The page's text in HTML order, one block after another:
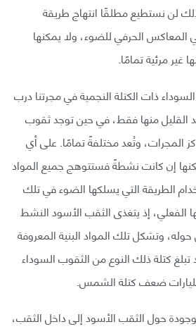
لن نستطيع مطلقًا انتهاج طريقة
المعاكس الحرفي للضوء، ولا يمكنها
غير مرئية تمامًا.
ذات الكتلة النجمية في مجرتنا درب
القليل منها فقط، في حين توجد ثقوب
المجرات، وتُعد مختلفةً تمامًا. على أي
إن كانت نشطةً فستتوهج جميع المواد
الطريقة التي يسلكها الضوء في تلك
الفعلي، إذ يتغذى الثقب الأسود النشط
وتشكل تلك المواد البنية المعروفة
كتلة ذلك النوع من الثقوب السوداء
ضعف كتلة الشمس.
حول الثقب الأسود إلى داخل الثقب،